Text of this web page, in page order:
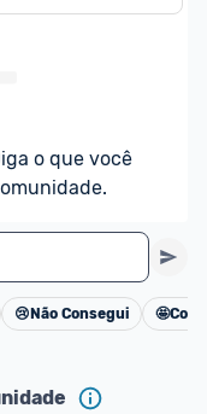
o que você
Cancelar
😢 Não Consegui 🤩